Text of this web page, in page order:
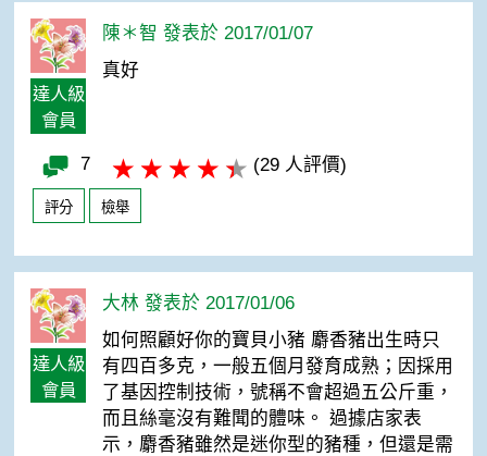
達人級
會員
陳＊智 發表於 2017/01/07
真好
7 (29 人評價)
評分 檢舉
達人級
會員
大林 發表於 2017/01/06
如何照顧好你的寶貝小豬 麝香豬出生時只
有四百多克，一般五個月發育成熟；因採用
了基因控制技術，號稱不會超過五公斤重，
而且絲毫沒有難聞的體味。 過據店家表
示，麝香豬雖然是迷你型的豬種，但還是需